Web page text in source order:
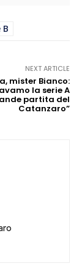
B
NEXT ARTICLE
mister Bianco:
la serie A
partita del
Catanzaro”